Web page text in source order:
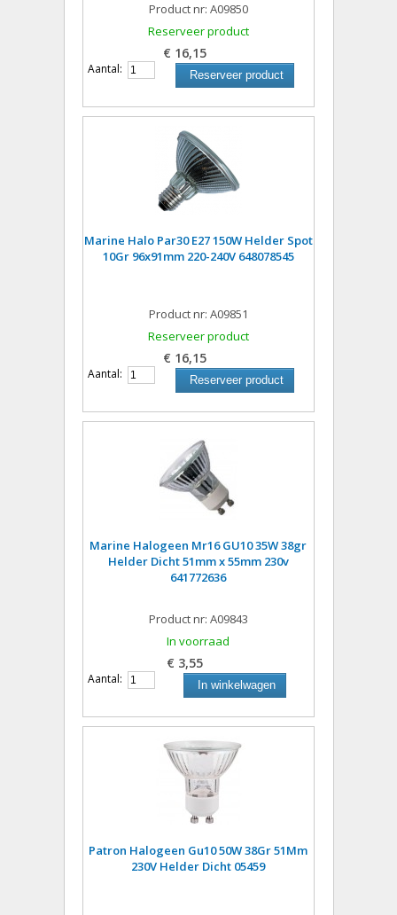
Product nr: A09850
Reserveer product
€ 16,15
Aantal: Reserveer product
Marine Halo Par30 E27 150W Helder Spot
10Gr 96x91mm 220-240V 648078545
Product nr: A09851
Reserveer product
€ 16,15
Aantal: Reserveer product
Marine Halogeen Mr16 GU10 35W 38gr
Helder Dicht 51mm x 55mm 230v
641772636
Product nr: A09843
In voorraad
€ 3,55
Aantal: In winkelwagen
Patron Halogeen Gu10 50W 38Gr 51Mm
230V Helder Dicht 05459